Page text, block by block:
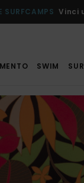
SURFCAMPS Vinci
SWIM